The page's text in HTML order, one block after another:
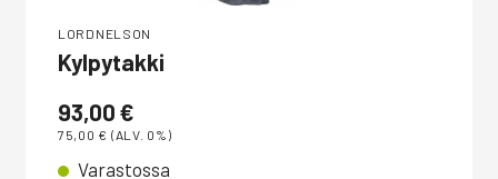
LORDNELSON
Kylpytakki
93,00 €
75,00 € (ALV. 0%)
Varastossa